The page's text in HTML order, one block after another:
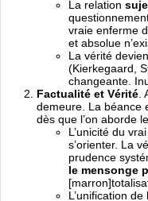
La relation
vraie enferme
et absolue
La vérité
(Kierkegaard,
changeante.
Factualité et Vérité
demeure. La béance
dès que l’on aborde
L’unicité du
s’orienter. La
prudence
le mensonge
L’unification